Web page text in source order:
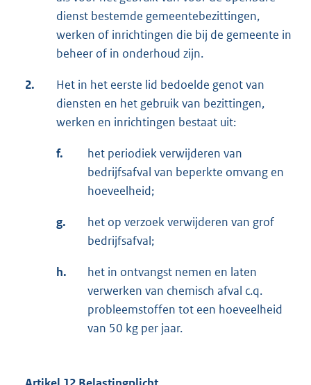
dienst bestemde gemeentebezittingen,
werken of inrichtingen die bij de gemeente in
beheer of in onderhoud zijn.
2.
Het in het eerste lid bedoelde genot van
diensten en het gebruik van bezittingen,
werken en inrichtingen bestaat uit:
f.
het periodiek verwijderen van
bedrijfsafval van beperkte omvang en
hoeveelheid;
g.
het op verzoek verwijderen van grof
bedrijfsafval;
h.
het in ontvangst nemen en laten
verwerken van chemisch afval c.q.
probleemstoffen tot een hoeveelheid
van 50 kg per jaar.